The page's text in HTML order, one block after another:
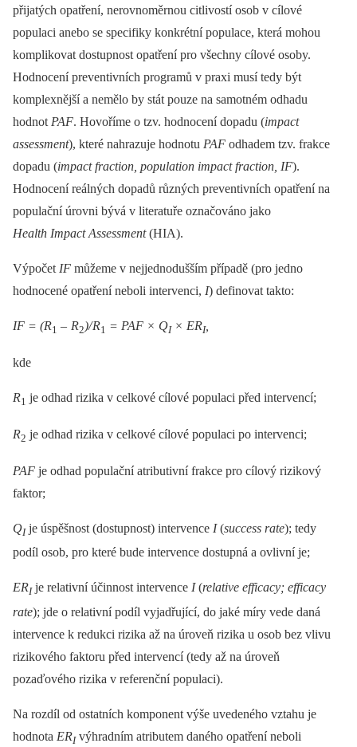
přijatých opatření, nerovnoměrnou citlivostí osob v cílové
populaci anebo se specifiky konkrétní populace, která mohou
komplikovat dostupnost opatření pro všechny cílové osoby.
Hodnocení preventivních programů v praxi musí tedy být
komplexnější a nemělo by stát pouze na samotném odhadu
hodnot PAF. Hovoříme o tzv. hodnocení dopadu (impact
assessment), které nahrazuje hodnotu PAF odhadem tzv. frakce
dopadu (impact fraction, population impact fraction, IF).
Hodnocení reálných dopadů různých preventivních opatření na
populační úrovni bývá v literatuře označováno jako
Health Impact Assessment(HIA).
Výpočet IF můžeme v nejjednodušším případě (pro jedno
hodnocené opatření neboli intervenci, I) definovat takto:
IF = (R1 – R2)/R1 = PAF × QI× ERI,
kde
R1 je odhad rizika v celkové cílové populaci před intervencí;
R2 je odhad rizika v celkové cílové populaci po intervenci;
PAF je odhad populační atributivní frakce pro cílový rizikový
faktor;
QIje úspěšnost (dostupnost) intervence I(success rate); tedy
podíl osob, pro které bude intervence dostupná a ovlivní je;
ERIje relativní účinnost intervence I(relative efficacy; efficacy
rate); jde o relativní podíl vyjadřující, do jaké míry vede daná
intervence k redukci rizika až na úroveň rizika u osob bez vlivu
rizikového faktoru před intervencí (tedy až na úroveň
pozaďového rizika v referenční populaci).
Na rozdíl od ostatních komponent výše uvedeného vztahu je
hodnota ERIvýhradním atributem daného opatření neboli